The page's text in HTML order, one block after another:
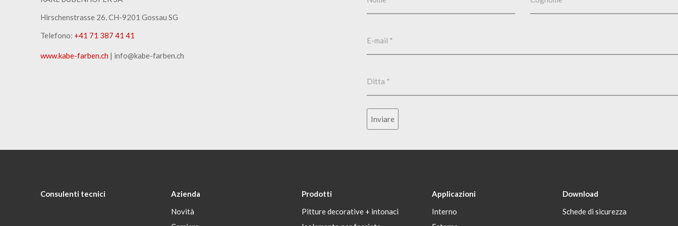
Hirschenstrasse 26, CH-9201 Gossau SG
Telefono: +41 71 387 41 41
www.kabe-farben.ch | info@kabe-farben.ch
Inviare
Consulenti tecnici
Azienda
Novità
Prodotti
Pitture decorative + intonaci
Applicazioni
Interno
Download
Schede di sicurezza